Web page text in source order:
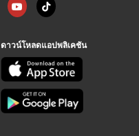
ดาวน์โหลดแอปพลิเคชัน